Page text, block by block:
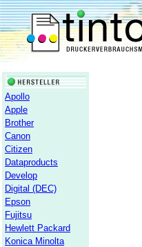
Apollo
Apple
Brother
Canon
Citizen
Dataproducts
Develop
Digital (DEC)
Epson
Fujitsu
Hewlett Packard
Konica Minolta